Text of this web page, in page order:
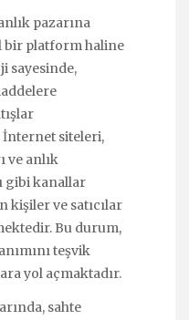
pazarına
bir platform haline
sayesinde,
siteleri,
ve anlık
gibi kanallar
kişiler ve satıcılar
Bu durum,
teşvik
yol açmaktadır.
sahte